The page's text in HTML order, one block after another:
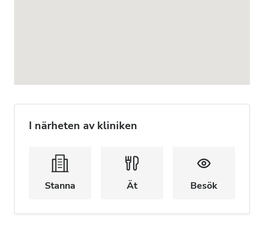
I närheten av kliniken
Stanna Ät Besök